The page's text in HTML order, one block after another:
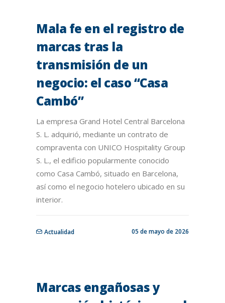
Mala fe en el registro de
marcas tras la
transmisión de un
negocio: el caso “Casa
Cambó”
La empresa Grand Hotel Central Barcelona
S. L. adquirió, mediante un contrato de
compraventa con UNICO Hospitality Group
S. L., el edificio popularmente conocido
como Casa Cambó, situado en Barcelona,
así como el negocio hotelero ubicado en su
interior.
Actualidad 05 de mayo de 2026
Marcas engañosas y